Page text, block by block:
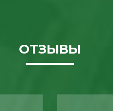
ОТЗЫВЫ